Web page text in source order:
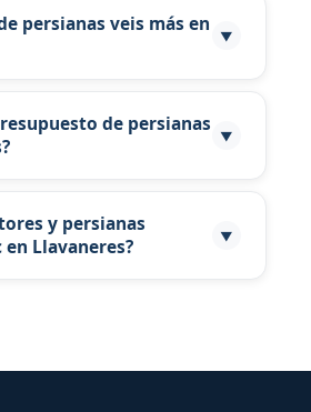
persianas veis más en
▼
por humedad y motores
sin uso.
de persianas
▼
a la mar para
y persianas
Llavaneres?
▼